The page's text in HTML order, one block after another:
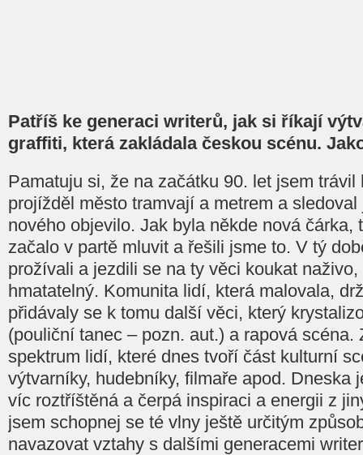
Patříš ke generaci writerů, jak si říkají
graffiti, která zakládala českou scénu.
Pamatuju si, že na začátku 90. let jsem
projížděl město tramvají a metrem a
nového objevilo. Jak byla někde nová čárka,
začalo v partě mluvit a řešili jsme to. V tý
prožívali a jezdili se na ty věci koukat
hmatatelný. Komunita lidí, která malovala,
přidávaly se k tomu další věci, který
(pouliční tanec – pozn. aut.) a rapová scéna.
spektrum lidí, které dnes tvoří část kulturní
výtvarníky, hudebníky, filmaře apod. Dneska
víc roztříštěná a čerpá inspiraci a energii z
jsem schopnej se té vlny ještě určitým
navazovat vztahy s dalšími generacemi